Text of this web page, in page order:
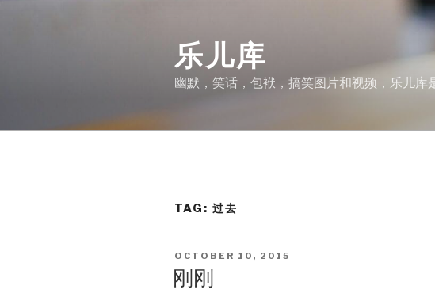
乐儿库
幽默，笑话，包袱，搞笑图片和视频，乐儿库
TAG: 过去
POSTED
ON
OCTOBER 10, 2015
刚刚